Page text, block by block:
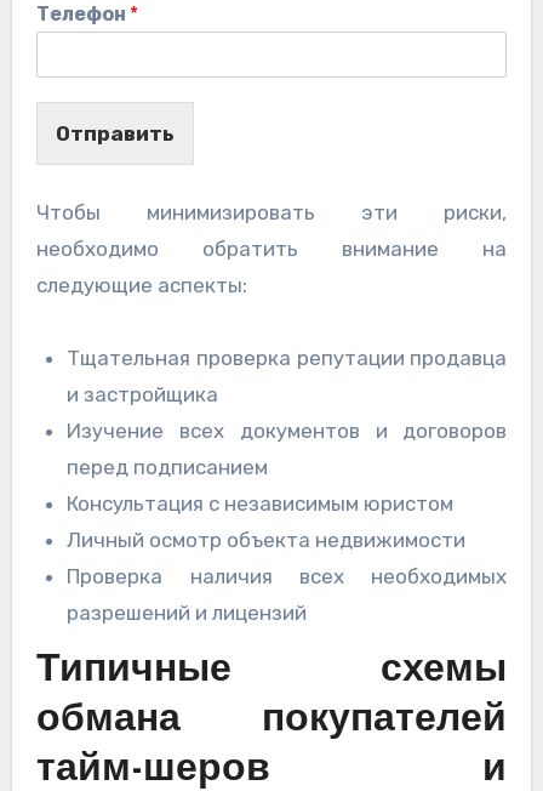
Телефон *
Отправить
Чтобы минимизировать эти риски,
необходимо обратить внимание на
следующие аспекты:
Тщательная проверка репутации продавца
и застройщика
Изучение всех документов и договоров
перед подписанием
Консультация с независимым юристом
Личный осмотр объекта недвижимости
Проверка наличия всех необходимых
разрешений и лицензий
Типичные схемы
обмана покупателей
тайм-шеров и